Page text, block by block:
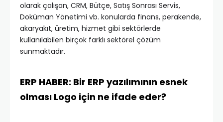
olarak çalışan, CRM, Bütçe, Satış Sonrası Servis,
Doküman Yönetimi vb. konularda finans, perakende,
akaryakıt, üretim, hizmet gibi sektörlerde
kullanılabilen birçok farklı sektörel çözüm
sunmaktadır.
ERP HABER: Bir ERP yazılımının esnek
olması Logo için ne ifade eder?